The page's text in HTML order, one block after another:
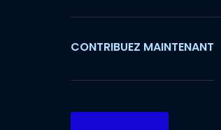
CONTRIBUEZ MAINTENANT